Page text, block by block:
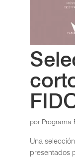
por Programa
Una
presentados